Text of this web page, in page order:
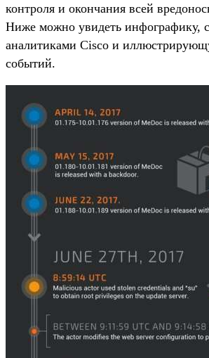
контроля и окончания всей
Ниже можно увидеть инфографику,
аналитиками Cisco и
событий.